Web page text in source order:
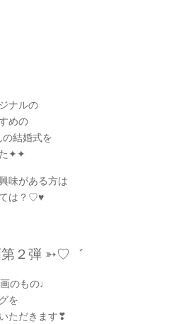
ナルの
めの
の結婚式を
た✦✦
味がある方は
は？♡♥
第２弾 ➳♡゛
のもの♩
を
ただきます❣